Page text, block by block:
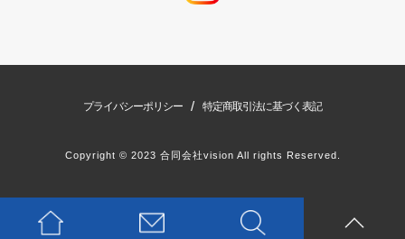
プライバシーポリシー / 特定商取引法に基づく表記
Copyright © 2023 合同会社vision All rights Reserved.